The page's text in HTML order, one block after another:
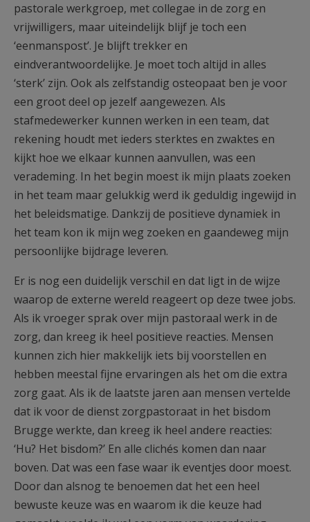
pastorale werkgroep, met collegae in de zorg en
vrijwilligers, maar uiteindelijk blijf je toch een
‘eenmanspost’. Je blijft trekker en
eindverantwoordelijke. Je moet toch altijd in alles
‘sterk’ zijn. Ook als zelfstandig osteopaat ben je voor
een groot deel op jezelf aangewezen. Als
stafmedewerker kunnen werken in een team, dat
rekening houdt met ieders sterktes en zwaktes en
kijkt hoe we elkaar kunnen aanvullen, was een
verademing. In het begin moest ik mijn plaats zoeken
in het team maar gelukkig werd ik geduldig ingewijd in
het beleidsmatige. Dankzij de positieve dynamiek in
het team kon ik mijn weg zoeken en gaandeweg mijn
persoonlijke bijdrage leveren.
Er is nog een duidelijk verschil en dat ligt in de wijze
waarop de externe wereld reageert op deze twee jobs.
Als ik vroeger sprak over mijn pastoraal werk in de
zorg, dan kreeg ik heel positieve reacties. Mensen
kunnen zich hier makkelijk iets bij voorstellen en
hebben meestal fijne ervaringen als het om die extra
zorg gaat. Als ik de laatste jaren aan mensen vertelde
dat ik voor de dienst zorgpastoraat in het bisdom
Brugge werkte, dan kreeg ik heel andere reacties:
‘Hu? Het bisdom?’ En alle clichés komen dan naar
boven. Dat was een fase waar ik eventjes door moest.
Door dan alsnog te benoemen dat het een heel
bewuste keuze was en waarom ik die keuze had